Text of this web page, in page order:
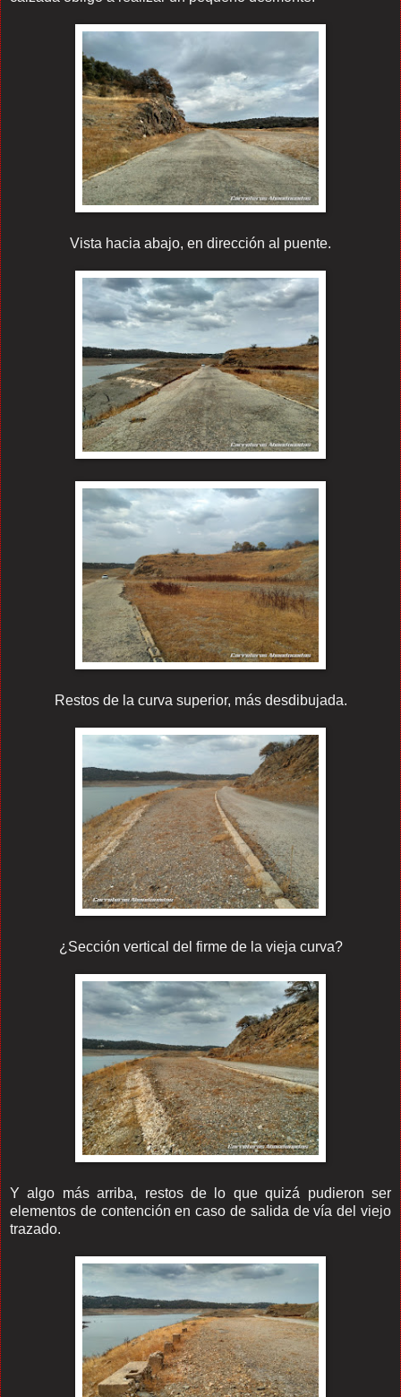
Vista hacia abajo, en dirección al puente.
Restos de la curva superior, más desdibujada.
¿Sección vertical del firme de la vieja curva?
Y algo más arriba, restos de lo que quizá pudieron ser
elementos de contención en caso de salida de vía del viejo
trazado.